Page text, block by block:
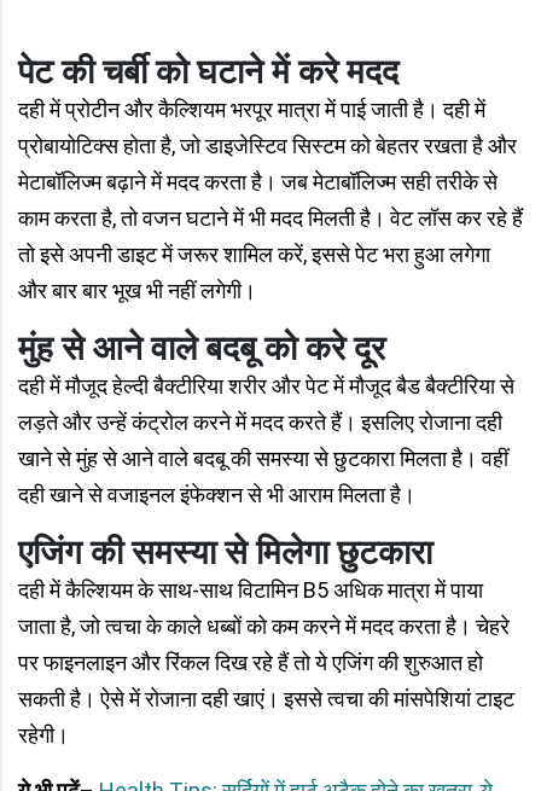
पेट की चर्बी को घटाने में करे मदद
दही में प्रोटीन और कैल्शियम भरपूर मात्रा में पाई जाती है। दही में
प्रोबायोटिक्स होता है, जो डाइजेस्टिव सिस्टम को बेहतर रखता है और
मेटाबॉलिज्म बढ़ाने में मदद करता है। जब मेटाबॉलिज्म सही तरीके से
काम करता है, तो वजन घटाने में भी मदद मिलती है। वेट लॉस कर रहे हैं
तो इसे अपनी डाइट में जरूर शामिल करें, इससे पेट भरा हुआ लगेगा
और बार बार भूख भी नहीं लगेगी।
मुंह से आने वाले बदबू को करे दूर
दही में मौजूद हेल्दी बैक्टीरिया शरीर और पेट में मौजूद बैड बैक्टीरिया से
लड़ते और उन्हें कंट्रोल करने में मदद करते हैं। इसलिए रोजाना दही
खाने से मुंह से आने वाले बदबू की समस्या से छुटकारा मिलता है। वहीं
दही खाने से वजाइनल इंफेक्शन से भी आराम मिलता है।
एजिंग की समस्या से मिलेगा छुटकारा
दही में कैल्शियम के साथ-साथ विटामिन B5 अधिक मात्रा में पाया
जाता है, जो त्वचा के काले धब्बों को कम करने में मदद करता है। चेहरे
पर फाइनलाइन और रिंकल दिख रहे हैं तो ये एजिंग की शुरुआत हो
सकती है। ऐसे में रोजाना दही खाएं। इससे त्वचा की मांसपेशियां टाइट
रहेगी।